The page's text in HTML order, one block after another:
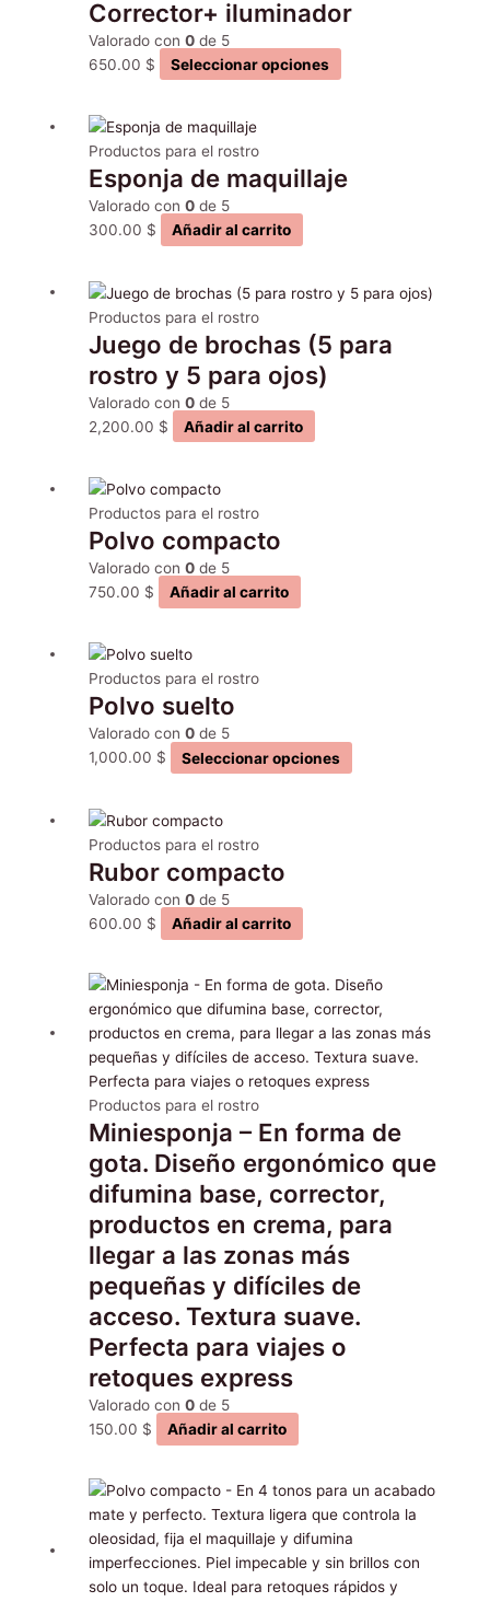
Corrector+ iluminador
Valorado con0 de 5
650.00 $ Seleccionar opciones
tiene
variantes.
Las
elegir
producto
Productos para el rostro
Esponja de maquillaje
Valorado con0 de 5
300.00 $ Añadir al carrito
Productos para el rostro
Juego de brochas (5 para
rostro y 5 para ojos)
Valorado con0 de 5
2,200.00 $ Añadir al carrito
Productos para el rostro
Polvo compacto
Valorado con0 de 5
750.00 $ Añadir al carrito
Productos para el rostro
Polvo suelto
Valorado con0 de 5
1,000.00 $ Seleccionar opciones
variantes.
Las
producto
Productos para el rostro
Rubor compacto
Valorado con0 de 5
600.00 $ Añadir al carrito
Productos para el rostro
Miniesponja – En forma de
gota. Diseño ergonómico que
difumina base, corrector,
productos en crema, para
llegar a las zonas más
pequeñas y difíciles de
acceso. Textura suave.
Perfecta para viajes o
retoques express
Valorado con0 de 5
150.00 $ Añadir al carrito
Este
producto
tiene
múltiples
variantes.